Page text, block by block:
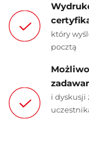
który
pocztą
i dyskusji